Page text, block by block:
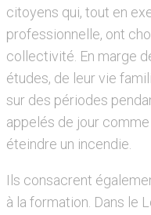
citoyens qui, tout en
professionnelle, ont
collectivité. En marge
études, de leur vie
sur des périodes
appelés de jour
éteindre un incendie.
Ils consacrent
à la formation. Dans le